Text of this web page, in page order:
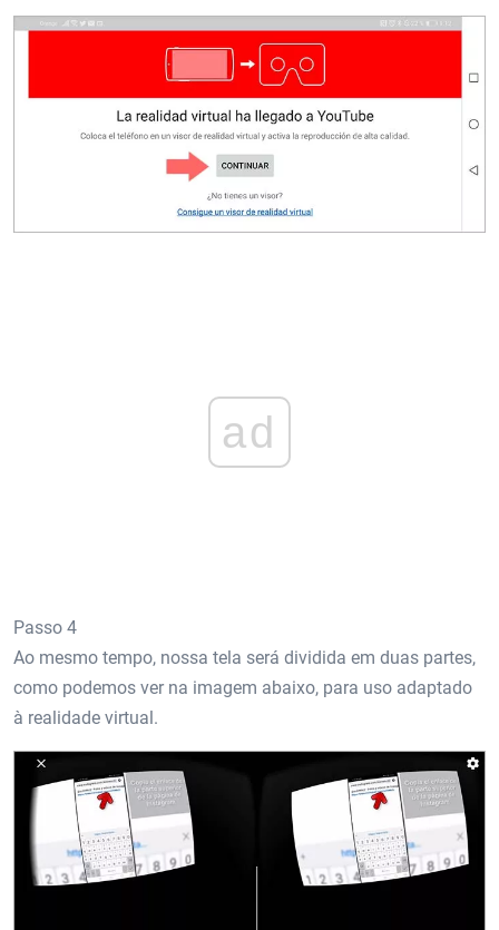
ad
Passo 4
Ao mesmo tempo, nossa tela será dividida em duas partes,
como podemos ver na imagem abaixo, para uso adaptado
à realidade virtual.